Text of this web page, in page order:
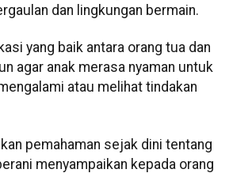
dan lingkungan bermain.
yang baik antara orang tua dan
agar anak merasa nyaman untuk
atau melihat tindakan
pemahaman sejak dini tentang
menyampaikan kepada orang